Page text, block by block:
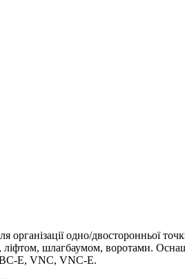
організації одно/двосторонньої
шлагбаумом, воротами.
E, VNC, VNC-E.